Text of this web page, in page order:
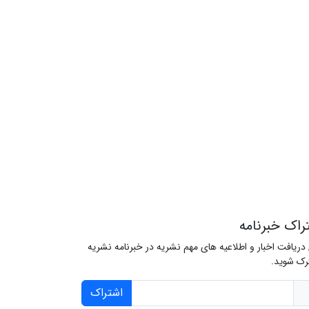
خبرنامه
دریافت اخبار و اطلاعیه های مهم نشریه در خبرنامه نشریه
شوید.
اشتراک